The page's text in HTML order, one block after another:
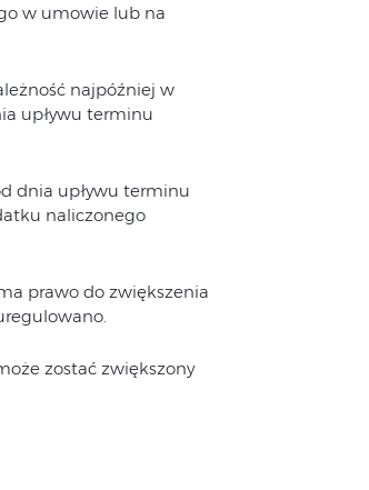
w umowie lub na
najpóźniej w
upływu terminu
dnia upływu terminu
naliczonego
prawo do zwiększenia
zostać zwiększony